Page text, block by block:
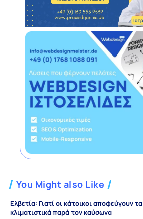
You Might also Like
Ελβετία: Γιατί οι κάτοικοι αποφεύγουν τα
κλιματιστικά παρά τον καύσωνα